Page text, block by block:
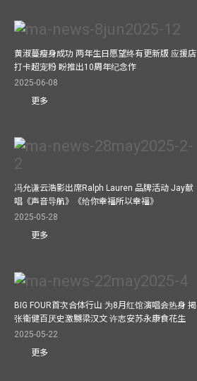
黄淑蔓瘦身成功 两年生日愿望终有更新版 应援店
打卡超宠粉 盼推出10周年纪念作
2025-06-08
更多
冯允谦云浩影出席Ralph Lauren 品牌活动 Jay献
唱《声音导航》《给你幸福所以幸福》
2025-05-28
更多
BIG FOUR首次合体行山 为8月红馆演唱会热身 揭
张衞健百厌史激嬲梁汉文 许志安苏永康食花生
2025-05-22
更多